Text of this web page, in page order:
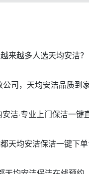
污染
致的物品损坏先赔付
锦江区的生活肌理。
来越多人选天均安洁？
司，天均安洁品质到
洁·专业上门保洁一键
天均安洁保洁一键下